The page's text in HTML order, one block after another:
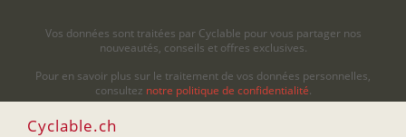
Vos données sont traitées par Cyclable pour vous partager nos
nouveautés, conseils et offres exclusives.
Pour en savoir plus sur le traitement de vos données personnelles,
consultez notre politique de confidentialité.
Cyclable.ch